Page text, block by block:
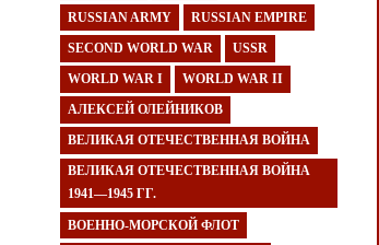
RUSSIAN ARMY RUSSIAN EMPIRE
SECOND WORLD WAR USSR
WORLD WAR I WORLD WAR II
АЛЕКСЕЙ ОЛЕЙНИКОВ
ВЕЛИКАЯ ОТЕЧЕСТВЕННАЯ ВОЙНА
ВЕЛИКАЯ ОТЕЧЕСТВЕННАЯ ВОЙНА
1941—1945 ГГ.
ВОЕННО-МОРСКОЙ ФЛОТ